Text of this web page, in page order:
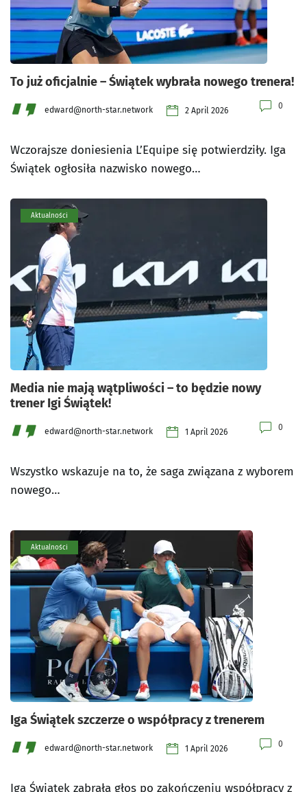
To już oficjalnie – Świątek wybrała nowego trenera!
edward@north-star.network 2 April 2026 0
Wczorajsze doniesienia L’Equipe się potwierdziły. Iga
Świątek ogłosiła nazwisko nowego…
Aktualności
Media nie mają wątpliwości – to będzie nowy
trener Igi Świątek!
edward@north-star.network 1 April 2026 0
Wszystko wskazuje na to, że saga związana z wyborem
nowego…
Aktualności
Iga Świątek szczerze o współpracy z trenerem
edward@north-star.network 1 April 2026 0
Iga Świątek zabrała głos po zakończeniu współpracy z